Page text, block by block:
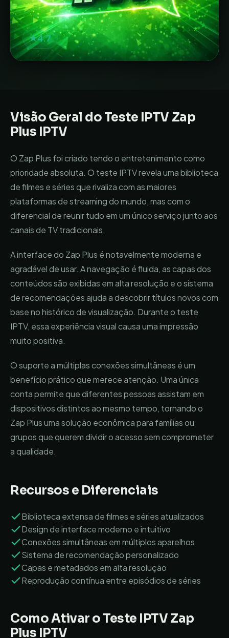
4.7
Visão Geral do Teste IPTV Zap
Plus IPTV
O Zap Plus foi criado tendo o entretenimento como
prioridade absoluta. O teste IPTV revela uma biblioteca
de filmes e séries que rivaliza com as maiores
plataformas de streaming do mundo, mas com o
diferencial de reunir tudo em um único serviço junto aos
canais de TV tradicionais.
A interface do Zap Plus é notavelmente moderna e
agradável de usar. A navegação é fluida, as capas dos
conteúdos são exibidas em alta resolução e o sistema
de recomendações ajuda a descobrir títulos novos com
base no histórico de visualização. Durante o teste
IPTV, essa experiência visual causa uma impressão
muito positiva.
O suporte a múltiplas conexões simultâneas é um
benefício prático que merece atenção. Uma única
conta permite que diferentes pessoas assistam em
dispositivos distintos ao mesmo tempo, tornando o
Zap Plus uma solução econômica para famílias ou
grupos que querem dividir o acesso sem comprometer
a qualidade.
Recursos e Diferenciais
Biblioteca extensa de filmes e séries atualizados
Design de interface moderno e intuitivo
Conexões simultâneas em múltiplos aparelhos
Sistema de recomendação personalizado
Capas e metadados em alta resolução
Reprodução contínua entre episódios de séries
Como Ativar o Teste IPTV Zap
Plus IPTV